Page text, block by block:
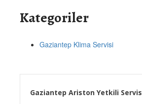
Kategoriler
Gaziantep Klima Servisi
Gaziantep Ariston Yetkili Servis